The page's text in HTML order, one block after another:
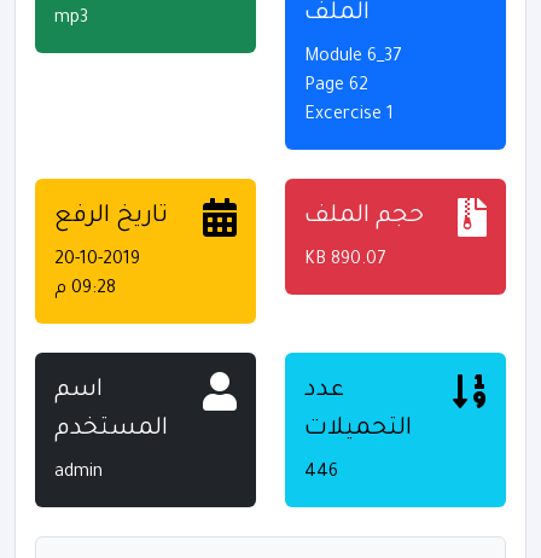
الملف
37_Module 6
Page 62
Excercise 1
mp3
حجم الملف
890.07 KB
تاريخ الرفع
20-10-2019
09:28 م
عدد
التحميلات
446
اسم
المستخدم
admin